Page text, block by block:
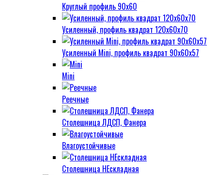
Круглый профиль 90х60
Усиленный, профиль квадрат 120х60х70
Усиленный Mini, профиль квадрат 90х60х57
Mini
Реечные
Столешница ЛДСП, Фанера
Влагоустойчивые
Столешница НЕскладная